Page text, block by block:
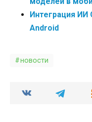
Интеграция ИИ
Android
новости